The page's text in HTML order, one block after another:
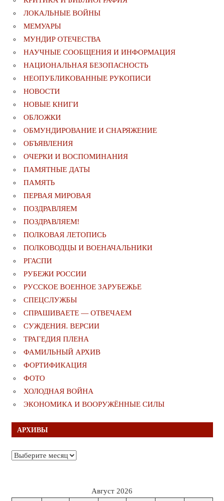
ЛОКАЛЬНЫЕ ВОЙНЫ
МЕМУАРЫ
МУНДИР ОТЕЧЕСТВА
НАУЧНЫЕ СООБЩЕНИЯ И ИНФОРМАЦИЯ
НАЦИОНАЛЬНАЯ БЕЗОПАСНОСТЬ
НЕОПУБЛИКОВАННЫЕ РУКОПИСИ
НОВОСТИ
НОВЫЕ КНИГИ
ОБЛОЖКИ
ОБМУНДИРОВАНИЕ И СНАРЯЖЕНИЕ
ОБЪЯВЛЕНИЯ
ОЧЕРКИ И ВОСПОМИНАНИЯ
ПАМЯТНЫЕ ДАТЫ
ПАМЯТЬ
ПЕРВАЯ МИРОВАЯ
ПОЗДРАВЛЯЕМ
ПОЗДРАВЛЯЕМ!
ПОЛКОВАЯ ЛЕТОПИСЬ
ПОЛКОВОДЦЫ И ВОЕНАЧАЛЬНИКИ
РГАСПИ
РУБЕЖИ РОССИИ
РУССКОЕ ВОЕННОЕ ЗАРУБЕЖЬЕ
СПЕЦСЛУЖБЫ
СПРАШИВАЕТЕ — ОТВЕЧАЕМ
СУЖДЕНИЯ. ВЕРСИИ
ТРАГЕДИЯ ПЛЕНА
ФАМИЛЬНЫЙ АРХИВ
ФОРТИФИКАЦИЯ
ФОТО
ХОЛОДНАЯ ВОЙНА
ЭКОНОМИКА И ВООРУЖЁННЫЕ СИЛЫ
АРХИВЫ
Архивы
Август 2026